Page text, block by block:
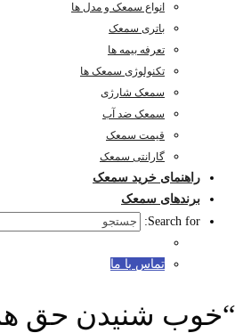
انواع سمعک و مدل ها
باتری سمعک
تعرفه بیمه ها
تکنولوژی سمعک ها
سمعک شارژی
سمعک ضد آب
قیمت سمعک
گارانتی سمعک
راهنمای خرید سمعک
برندهای سمعک
Search for:
تماس با ما
“خوب شنیدن حق